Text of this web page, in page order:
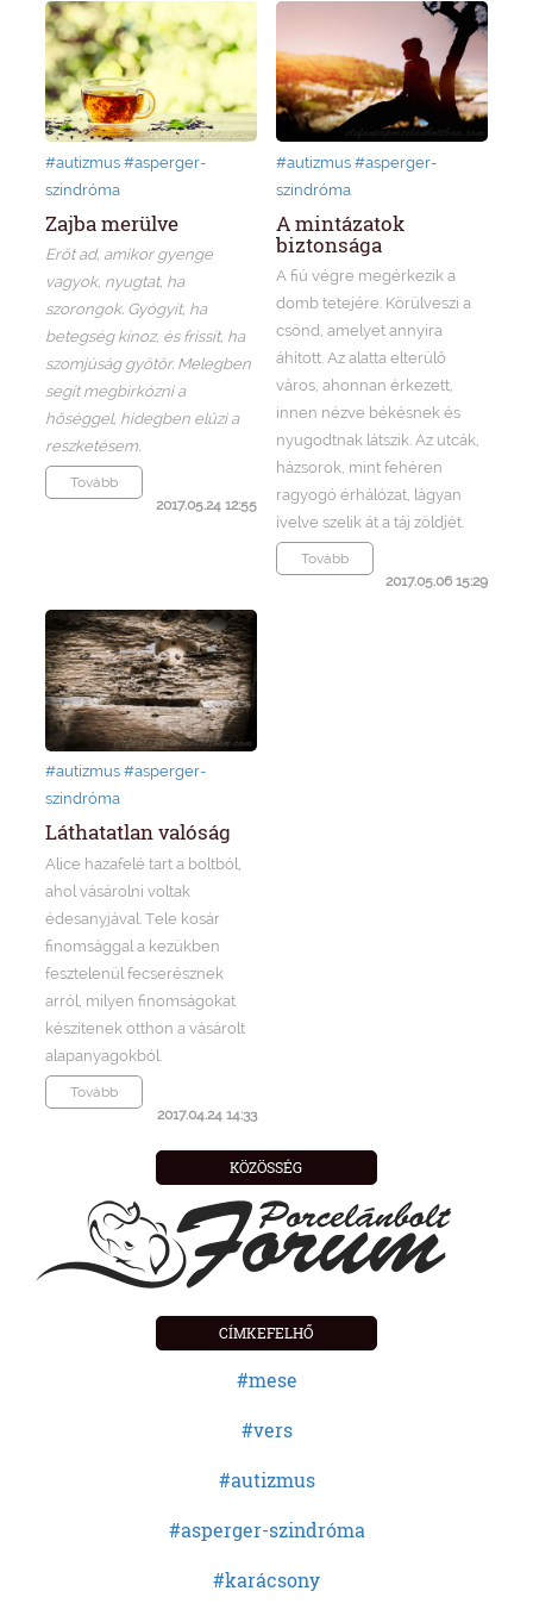
#autizmus #asperger-
szindróma
Zajba merülve
Erőt ad, amikor gyenge
vagyok, nyugtat, ha
szorongok. Gyógyít, ha
betegség kínoz, és frissít, ha
szomjúság gyötör. Melegben
segít megbirkózni a
hőséggel, hidegben elűzi a
reszketésem.
Tovább
2017.05.24 12:55
#autizmus #asperger-
szindróma
A mintázatok
biztonsága
A fiú végre megérkezik a
domb tetejére. Körülveszi a
csönd, amelyet annyira
áhított. Az alatta elterülő
város, ahonnan érkezett,
innen nézve békésnek és
nyugodtnak látszik. Az utcák,
házsorok, mint fehéren
ragyogó érhálózat, lágyan
ívelve szelik át a táj zöldjét.
Tovább
2017.05.06 15:29
#autizmus #asperger-
szindróma
Láthatatlan valóság
Alice hazafelé tart a boltból,
ahol vásárolni voltak
édesanyjával. Tele kosár
finomsággal a kezükben
fesztelenül fecserésznek
arról, milyen finomságokat
készítenek otthon a vásárolt
alapanyagokból.
Tovább
2017.04.24 14:33
KÖZÖSSÉG
CÍMKEFELHŐ
#mese
#vers
#autizmus
#asperger-szindróma
#karácsony